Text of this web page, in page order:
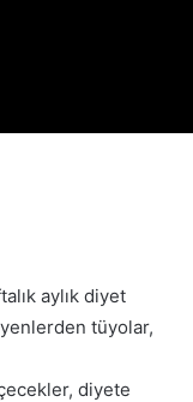
aylık diyet
tüyolar,
diyete